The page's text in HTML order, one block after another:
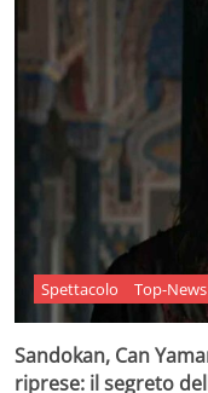
Spettacolo Top-News
Sandokan, Can
riprese: il segreto